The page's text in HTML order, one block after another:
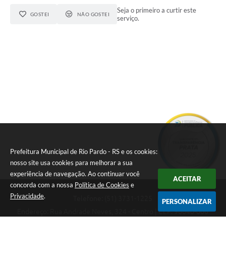
Prefeitura Municipal de Rio Pardo - RS e os cookies:
nosso site usa cookies para melhorar a sua
experiência de navegação. Ao continuar você
concorda com a nossa Política de Cookies e
Privacidade.
ACEITAR
PERSONALIZAR
GOSTEI NÃO GOSTEI
Seja o primeiro a curtir este
serviço.
Endereço: Rua Andrade Neves, 324 - Centro | CEP: 96640-000